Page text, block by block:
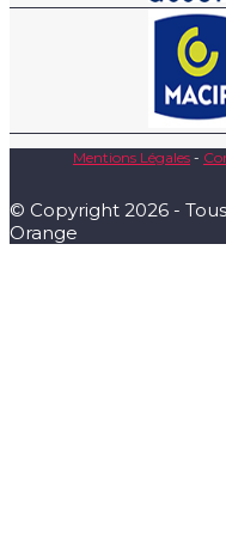
Mentions Légales -
© Copyright 2026 -
Orange